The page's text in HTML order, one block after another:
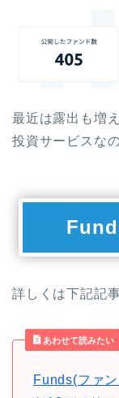
最近は露出も増
投資サービスな
詳しくは下記記
あわせて読みたい
Funds(ファ